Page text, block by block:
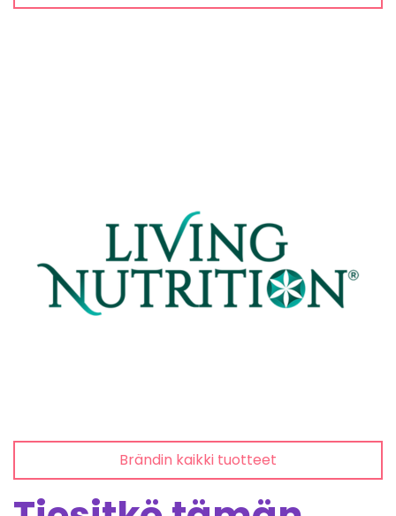
Brändin kaikki tuotteet